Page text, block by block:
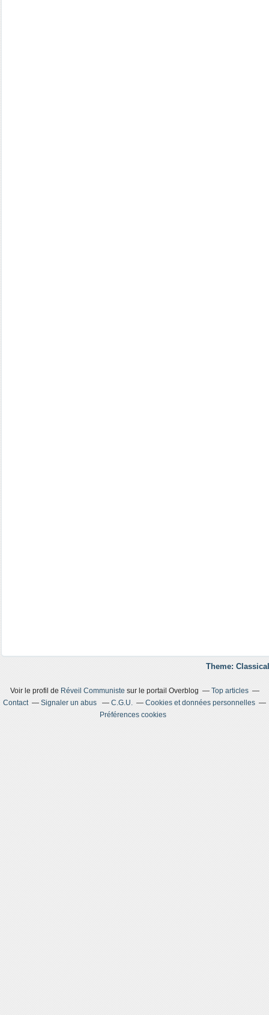
Theme:
Voir le profil de Réveil Communiste sur le portail Overblog
Top articles
Contact
Signaler un abus C.G.U.
Cookies et données personnelles
Préférences cookies